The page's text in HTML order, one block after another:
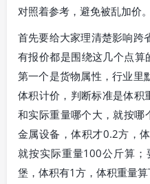
对照着参考，避免被乱加价。
首先要给大家理清楚影响跨
有报价都是围绕这几个点算
第一个是货物属性，行业里
体积计价，判断标准是体积
和实际重量哪个大，就按
金属设备，体积才0.2方，
就按实际重量100公斤算
堡，体积有1方，体积重量